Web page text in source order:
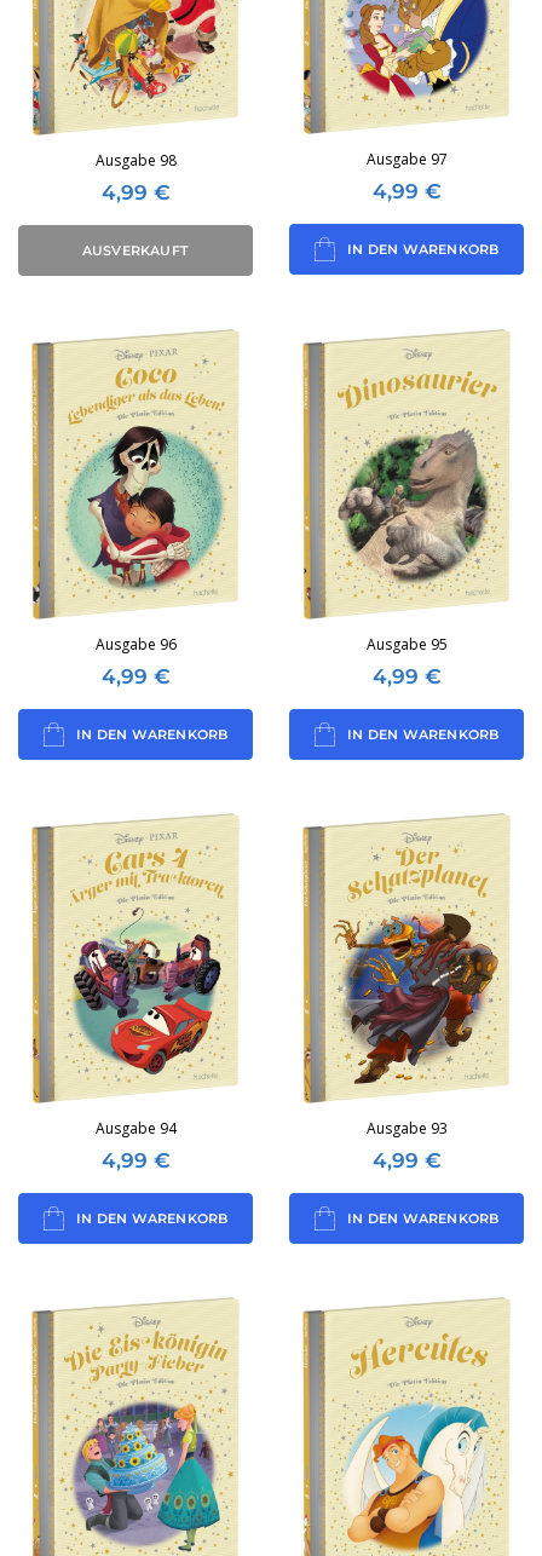
Ausgabe 98
4,99 €
AUSVERKAUFT
Ausgabe 97
4,99 €
IN DEN WARENKORB
Ausgabe 96
4,99 €
IN DEN WARENKORB
Ausgabe 95
4,99 €
IN DEN WARENKORB
Ausgabe 94
4,99 €
IN DEN WARENKORB
Ausgabe 93
4,99 €
IN DEN WARENKORB